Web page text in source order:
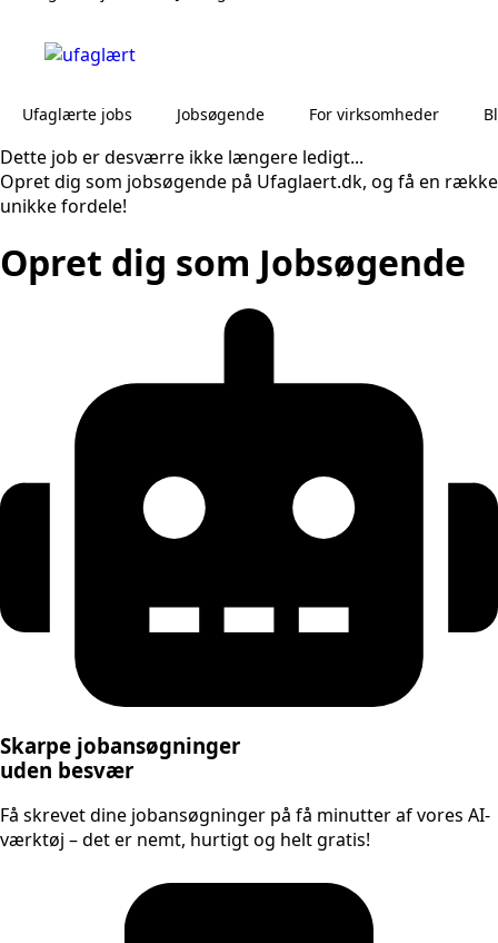
Ufaglærte jobs Jobsøgende For virksomheder
Dette job er desværre ikke længere ledigt...
Opret dig som jobsøgende på Ufaglaert.dk, og få en række
unikke fordele!
Opret dig som Jobsøgende
Skarpe jobansøgninger
uden besvær
Få skrevet dine jobansøgninger på få minutter af vores AI-
værktøj – det er nemt, hurtigt og helt gratis!